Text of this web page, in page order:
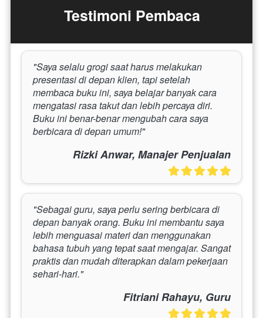
Testimoni Pembaca
"Saya selalu grogi saat harus melakukan
presentasi di depan klien, tapi setelah
membaca buku ini, saya belajar banyak cara
mengatasi rasa takut dan lebih percaya diri.
Buku ini benar-benar mengubah cara saya
berbicara di depan umum!"
Rizki Anwar, Manajer Penjualan
"Sebagai guru, saya perlu sering berbicara di
depan banyak orang. Buku ini membantu saya
lebih menguasai materi dan menggunakan
bahasa tubuh yang tepat saat mengajar. Sangat
praktis dan mudah diterapkan dalam pekerjaan
sehari-hari."
Fitriani Rahayu, Guru